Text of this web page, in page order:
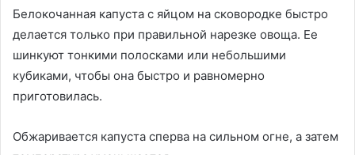
Белокочанная капуста с яйцом на сковородке быстро
делается только при правильной нарезке овоща. Ее
шинкуют тонкими полосками или небольшими
кубиками, чтобы она быстро и равномерно
приготовилась.
Обжаривается капуста сперва на сильном огне, а затем